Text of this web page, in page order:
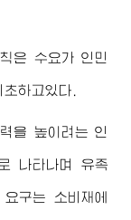
은 수요가 인민
하고있다.
을 높이려는 인
나타나며 유족
구는 소비재에